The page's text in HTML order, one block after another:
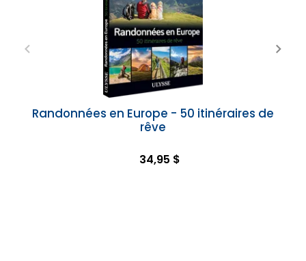
Randonnées en Europe - 50 itinéraires de
rêve
34,95 $